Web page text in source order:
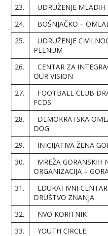
23. UDRUŽENJE MLADIH
24.
BOŠNJAČKO –
25.
UDRUŽENJE
PLENUM
26.
CENTAR ZA
OUR VISION
27.
FOOTBALL CLUB
FCDS
28.
DEMOKRATSKA
DOG
29. INICIJATIVA ŽENA
30.
MREŽA GORANSKIH
ORGANIZACIJA –
31.
EDUKATIVNI
DRUŠTVO ZNANJA
32. NVO KORITNIK
33.
YOUTH CIRCLE